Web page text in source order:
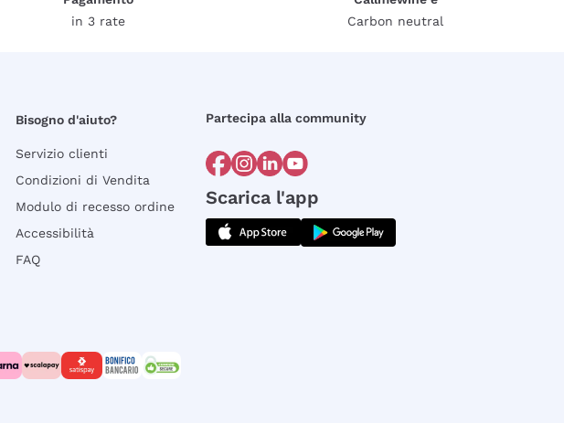
in 3 rate
Carbon neutral
Bisogno d'aiuto?
Servizio clienti
Condizioni di Vendita
Modulo di recesso ordine
Accessibilità
FAQ
Partecipa alla community
Scarica l'app